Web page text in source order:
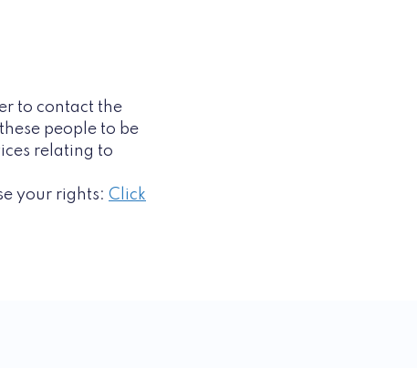
to contact the
people to be
relating to
your rights: Click